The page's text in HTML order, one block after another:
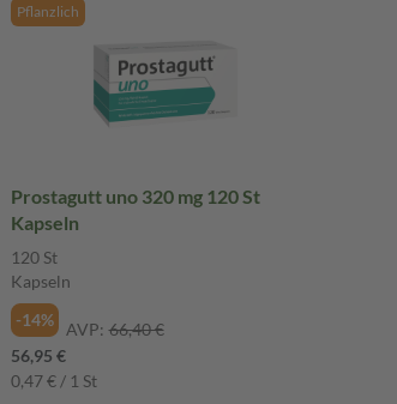
Pflanzlich
Prostagutt uno 320 mg 120 St
Kapseln
120 St
Kapseln
-14%
AVP: 66,40 €
56,95 €
0,47 € / 1 St